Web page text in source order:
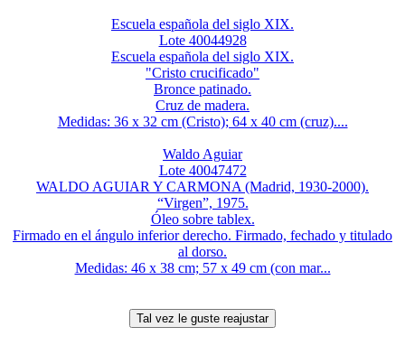
Escuela española del siglo XIX.
Lote 40044928
Escuela española del siglo XIX.
"Cristo crucificado"
Bronce patinado.
Cruz de madera.
Medidas: 36 x 32 cm (Cristo); 64 x 40 cm (cruz)....
Waldo Aguiar
Lote 40047472
WALDO AGUIAR Y CARMONA (Madrid, 1930-2000).
“Virgen”, 1975.
Óleo sobre tablex.
Firmado en el ángulo inferior derecho. Firmado, fechado y titulado
al dorso.
Medidas: 46 x 38 cm; 57 x 49 cm (con mar...